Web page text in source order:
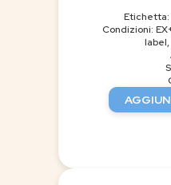
Etichetta:
Condizioni: